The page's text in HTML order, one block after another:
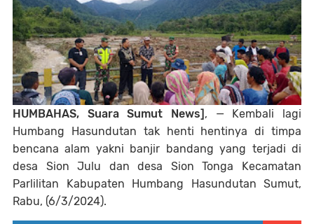
HUMBAHAS, Suara Sumut News] , — Kembali lagi
Humbang Hasundutan tak henti hentinya di timpa
bencana alam yakni banjir bandang yang terjadi di
desa Sion Julu dan desa Sion Tonga Kecamatan
Parlilitan Kabupaten Humbang Hasundutan Sumut,
Rabu, (6/3/2024).